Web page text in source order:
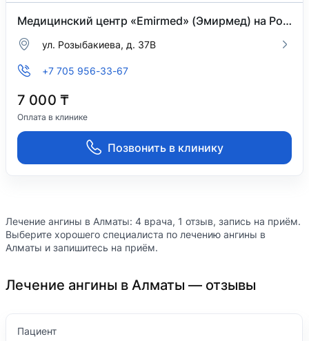
Медицинский центр «Emirmed» (Эмирмед) на Розыбакиева
ул. Розыбакиева, д. 37В
+7 705 956-33-67
7 000 ₸
Оплата в клинике
Позвонить в клинику
Лечение ангины в Алматы: 4 врача, 1 отзыв, запись на приём.
Выберите хорошего специалиста по лечению ангины в
Алматы и запишитесь на приём.
Лечение ангины в Алматы — отзывы
Пациент